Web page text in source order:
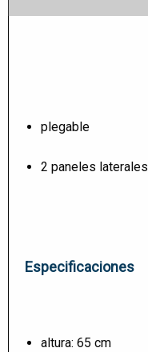
plegable
2 paneles laterales
Especificaciones
altura: 65 cm